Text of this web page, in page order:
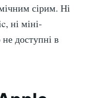
сірим. Ні
ні міні-
доступні в